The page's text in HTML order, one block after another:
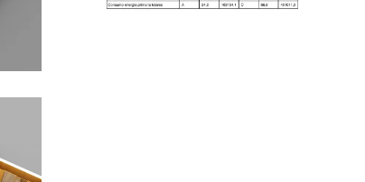
energética Edifico